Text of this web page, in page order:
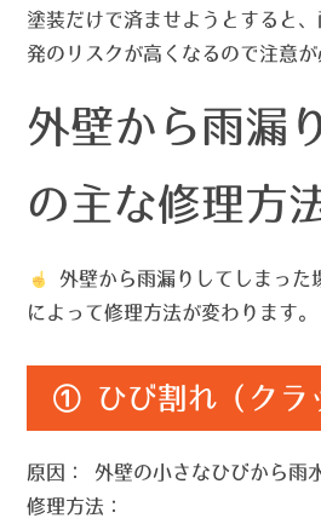
塗装だけで済ませようとすると
発のリスクが高くなるので注意が
外壁から雨漏
の主な修理方
外壁から雨漏りしてしまった
によって修理方法が変わります。
① ひび割れ（クラ
原因：
外壁の小さなひびから雨
修理方法：